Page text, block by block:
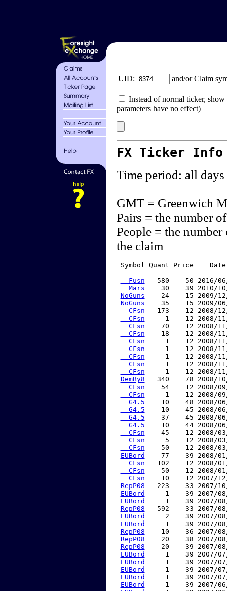
UID: and/or Claim
Instead of normal ticker,
parameters have no effect)
FX Ticker
Time period: all days
GMT = Greenwich
Pairs = the number
People = the
the claim
Symbol Quant Price
------ ----- -----
  Fusn
580    50 2016/
  Mars
30    39 2010/
NoGuns
24    15 2009/
NoGuns
35    15 2009/
  CFsn
173    12 2008/
  CFsn
1    12 2008/
  CFsn
70    12 2008/
  CFsn
18    12 2008/
  CFsn
1    12 2008/
  CFsn
1    12 2008/
  CFsn
1    12 2008/
  CFsn
1    12 2008/
  CFsn
1    12 2008/
DemBy8
340    78 2008/
  CFsn
54    12 2008/
  CFsn
1    12 2008/
  G4.5
10    48 2008/
  G4.5
10    45 2008/
  G4.5
37    45 2008/
  G4.5
10    44 2008/
  CFsn
45    12 2008/
  CFsn
5    12 2008/
  CFsn
50    12 2008/
EUBord
77    39 2008/
  CFsn
102    12 2008/
  CFsn
50    12 2008/
  CFsn
10    12 2007/
RepP08
223    33 2007/
EUBord
1    39 2007/
EUBord
1    39 2007/
RepP08
592    33 2007/
EUBord
2    39 2007/
EUBord
1    39 2007/
RepP08
10    36 2007/
RepP08
20    38 2007/
RepP08
20    39 2007/
EUBord
1    39 2007/
EUBord
1    39 2007/
EUBord
1    39 2007/
EUBord
1    39 2007/
EUBord
1    39 2007/